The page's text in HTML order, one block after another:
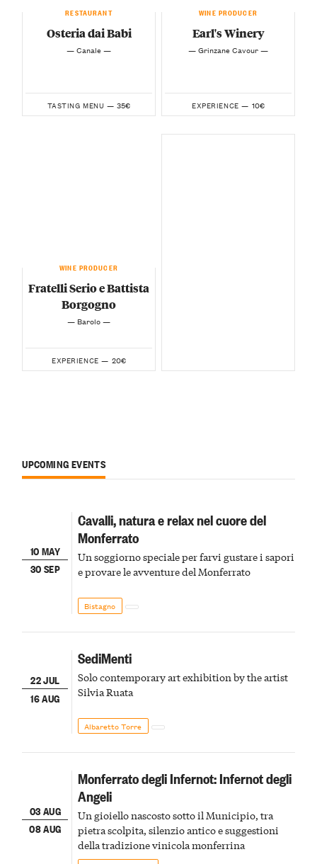
RESTAURANT
Osteria dai Babi
— Canale —
TASTING MENU — 35€
WINE PRODUCER
Earl's Winery
— Grinzane Cavour —
EXPERIENCE — 10€
WINE PRODUCER
Fratelli Serio e Battista
Borgogno
— Barolo —
EXPERIENCE — 20€
UPCOMING EVENTS
10 MAY
30 SEP
Cavalli, natura e relax nel cuore del
Monferrato
Un soggiorno speciale per farvi gustare i sapori
e provare le avventure del Monferrato
Bistagno
22 JUL
16 AUG
SediMenti
Solo contemporary art exhibition by the artist
Silvia Ruata
Albaretto Torre
03 AUG
08 AUG
Monferrato degli Infernot: Infernot degli
Angeli
Un gioiello nascosto sotto il Municipio, tra
pietra scolpita, silenzio antico e suggestioni
della tradizione vinicola monferrina